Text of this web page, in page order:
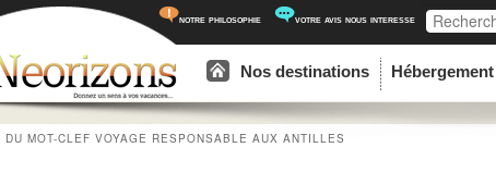
notre philosophie votre avis nous interesse Recherche
Aller au contenu principal
Aller au contenu secondaire
Nos destinations Hébergement
DU MOT-CLEFVOYAGE RESPONSABLE AUX ANTILLES